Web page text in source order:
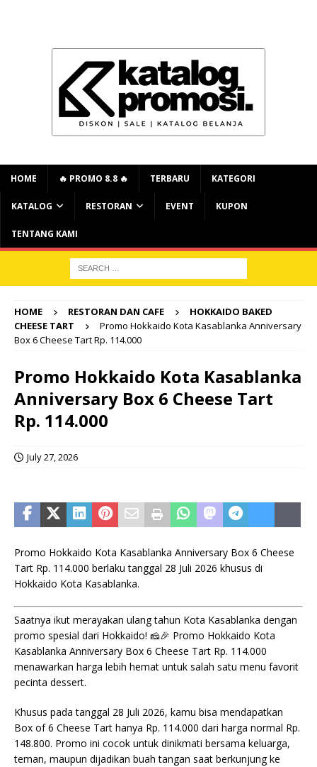
HOME 🔥 PROMO 8.8 🔥 TERBARU KATEGORI
KATALOG RESTORAN EVENT KUPON
TENTANG KAMI
HOME RESTORAN DAN CAFE
HOKKAIDO BAKED
CHEESE TART
Promo Hokkaido Kota Kasablanka Anniversary
Box 6 Cheese Tart Rp. 114.000
Promo Hokkaido Kota Kasablanka
Anniversary Box 6 Cheese Tart
Rp. 114.000
July 27, 2026
Promo Hokkaido Kota Kasablanka Anniversary Box 6 Cheese
Tart Rp. 114.000 berlaku tanggal 28 Juli 2026 khusus di
Hokkaido Kota Kasablanka.
Saatnya ikut merayakan ulang tahun Kota Kasablanka dengan
promo spesial dari Hokkaido! 🧀🎉 Promo Hokkaido Kota
Kasablanka Anniversary Box 6 Cheese Tart Rp. 114.000
menawarkan harga lebih hemat untuk salah satu menu favorit
pecinta dessert.
Khusus pada tanggal 28 Juli 2026, kamu bisa mendapatkan
Box of 6 Cheese Tart hanya Rp. 114.000 dari harga normal Rp.
148.800. Promo ini cocok untuk dinikmati bersama keluarga,
teman, maupun dijadikan buah tangan saat berkunjung ke